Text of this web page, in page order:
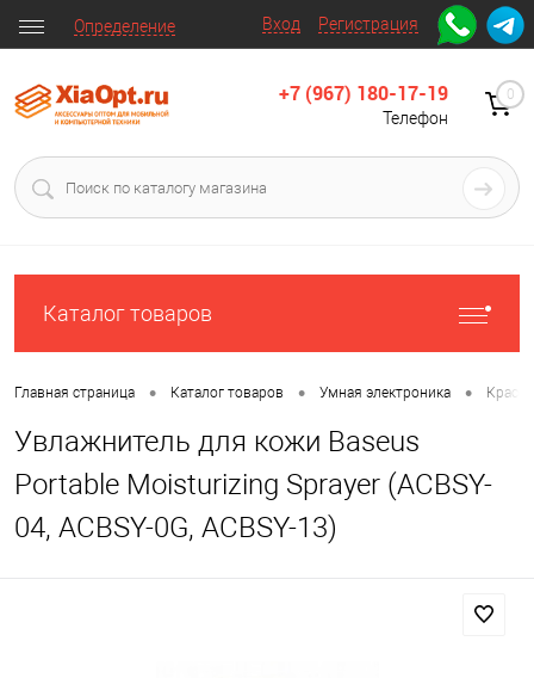
Вход Регистрация
Определение
+7 (967) 180-17-19
Телефон
0
Каталог товаров
Главная страница • Каталог товаров • Умная электроника •
Увлажнитель для кожи Baseus
Portable Moisturizing Sprayer (ACBSY-
04, ACBSY-0G, ACBSY-13)